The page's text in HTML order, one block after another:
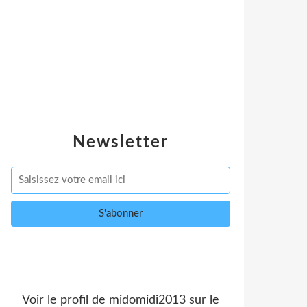
Newsletter
Voir le profil de midomidi2013 sur le